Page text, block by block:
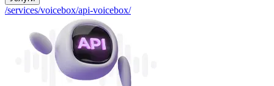
/services/voicebox/api-voicebox/